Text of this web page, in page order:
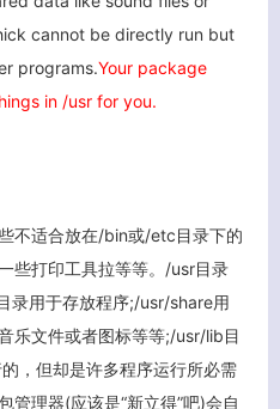
cannot be directly run but
programs.Your package
in /usr for you.
不适合放在/bin或/etc目录下的
些打印工具拉等等。/usr目录
录用于存放程序;/usr/share用
乐文件或者图标等等;/usr/lib目
，但却是许多程序运行所必需
管理器(应该是“新立得”吧)会自